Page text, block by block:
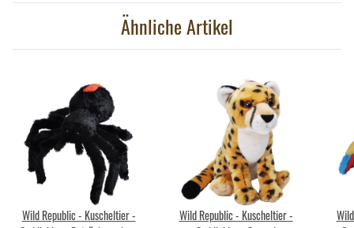
Ähnliche Artikel
Wild Republic - Kuscheltier -
Wild Republic - Kuscheltier -